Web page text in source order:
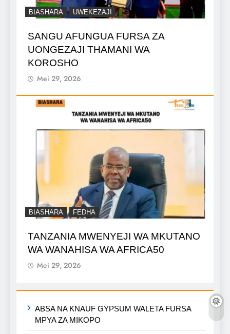
BIASHARA UWEKEZAJI
SANGU AFUNGUA FURSA ZA
UONGEZAJI THAMANI WA
KOROSHO
Mei 29, 2026
BIASHARA FEDHA
TANZANIA MWENYEJI WA MKUTANO
WA WANAHISA WA AFRICA50
Mei 29, 2026
ABSA NA KNAUF GYPSUM WALETA FURSA
MPYA ZA MIKOPO